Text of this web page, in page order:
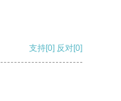
支持[0] 反对[0]